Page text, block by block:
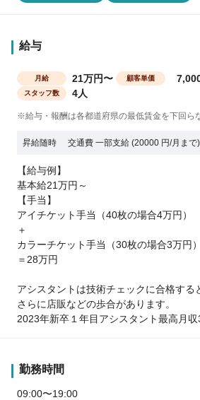
給与
月給 21万円〜 顧客単価
スタッフ数 4人
※給与・報酬は各都道府県の最低賃金を下回ら
昇給随時 交通費 一部支給 (20000 円/月まで)
【給与例】
基本給21万円～
【手当】
アイチケット手当（40枚の場合4万円）
＋
カラーチケット手当（30枚の場合3万円）
＝28万円
アシスタントは技術チェックに合格する
さらに店販などの歩合があります。
2023年新卒１年目アシスタント最高月収
勤務時間
09:00〜19:00